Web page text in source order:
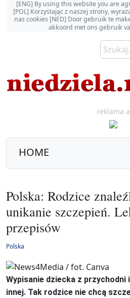
[ENG] By using this website you are
[POL] Korzystając z naszej strony,
nas cookies [NED] Door gebruik te
akkoord met ons gebruik
reklama a
HOME
Polska: Rodzice
unikanie szczepień.
przepisów
Polska
Wypisanie dziecka z przychodni
innej. Tak rodzice nie chcą